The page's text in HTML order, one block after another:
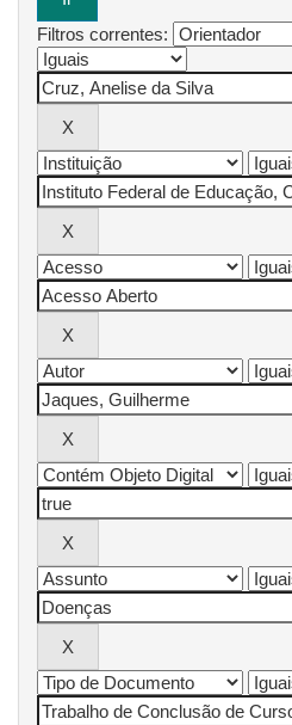
Filtros correntes: